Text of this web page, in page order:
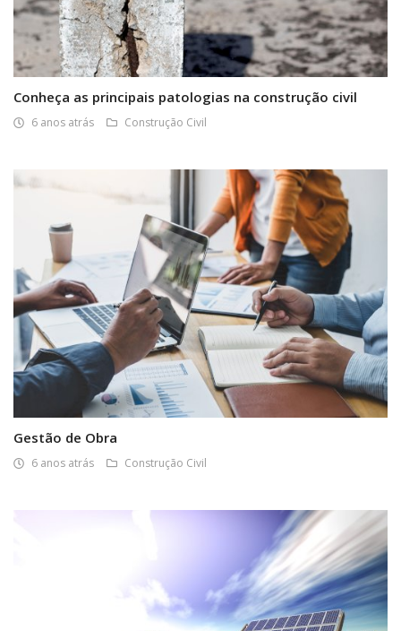
Conheça as principais patologias na construção civil
6 anos atrás Construção Civil
Gestão de Obra
6 anos atrás Construção Civil